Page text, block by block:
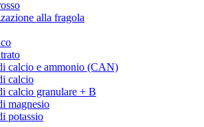
alla fragola
calcio e ammonio (CAN)
calcio
calcio granulare + B
magnesio
potassio